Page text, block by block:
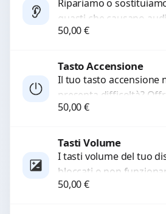
Ripariamo o
guasti che causano
basso o assente.
50,00€
Procedi
Tasto Accensione
Il tuo tasto accensione
presenta difficoltà?
professionale di
50,00€
Tasti Volume
I tasti volume del tuo
bloccati o non
servizio di riparazione o
50,00€